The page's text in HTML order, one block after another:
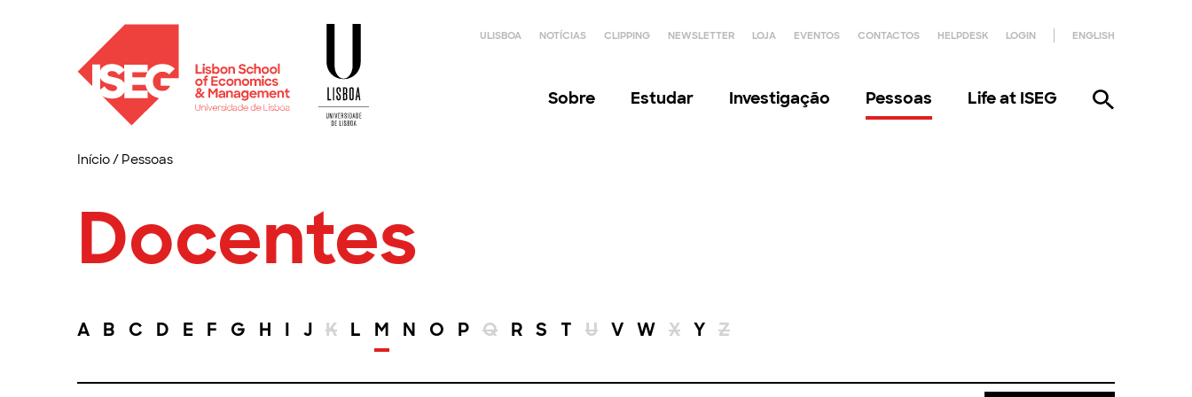
ULISBOA NOTÍCIAS CLIPPING NEWSLETTER LOJA EVENTOS CONTACTOS HELPDESK LOGIN ENGLISH
Sobre Estudar Investigação Pessoas Life at ISEG
Início/ Pessoas
Docentes
A B C D E F G H I J K L M N O P Q R S T U V W X Y Z